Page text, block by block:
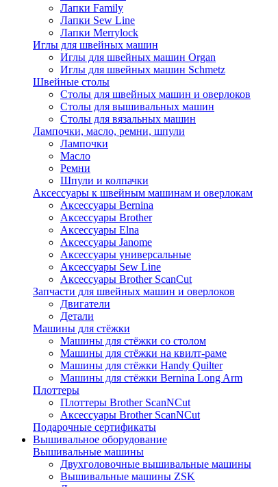
Лапки Family
Лапки Sew Line
Лапки Merrylock
Иглы для швейных машин
Иглы для швейных машин Organ
Иглы для швейных машин Schmetz
Швейные столы
Столы для швейных машин и оверлоков
Столы для вышивальных машин
Столы для вязальных машин
Лампочки, масло, ремни, шпули
Лампочки
Масло
Ремни
Шпули и колпачки
Аксессуары к швейным машинам и оверлокам
Аксессуары Bernina
Аксессуары Brother
Аксессуары Elna
Аксессуары Janome
Аксессуары универсальные
Аксессуары Sew Line
Аксессуары Brother ScanCut
Запчасти для швейных машин и оверлоков
Двигатели
Детали
Машины для стёжки
Машины для стёжки со столом
Машины для стёжки на квилт-раме
Машины для стёжки Handy Quilter
Машины для стёжки Bernina Long Arm
Плоттеры
Плоттеры Brother ScanNCut
Аксессуары Brother ScanNCut
Подарочные сертификаты
Вышивальное оборудование
Вышивальные машины
Двухголовочные вышивальные машины
Вышивальные машины ZSK